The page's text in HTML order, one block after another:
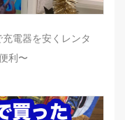
電器を安くレンタ
利〜